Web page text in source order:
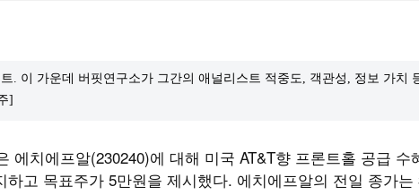
. 이 가운데 버핏연구소가 그간의 애널리스트 적중도, 객관성, 정보 가치
]
에치에프알(230240)에 대해 미국 AT&T향 프론트홀 공급 수
하고 목표주가 5만원을 제시했다. 에치에프알의 전일 종가